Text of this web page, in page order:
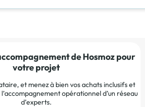
de Hosmoz pour
votre projet
et menez à bien vos achats inclusifs et
opérationnel d’un réseau
d’experts.